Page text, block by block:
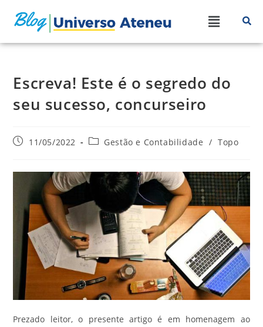
Escreva! Este é o segredo do
seu sucesso, concurseiro
11/05/2022 Gestão e Contabilidade / Topo
Prezado leitor, o presente artigo é em homenagem ao